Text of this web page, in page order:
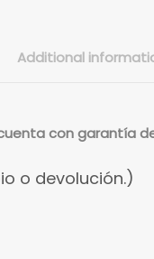
Additional
con garantía
o devolución.)